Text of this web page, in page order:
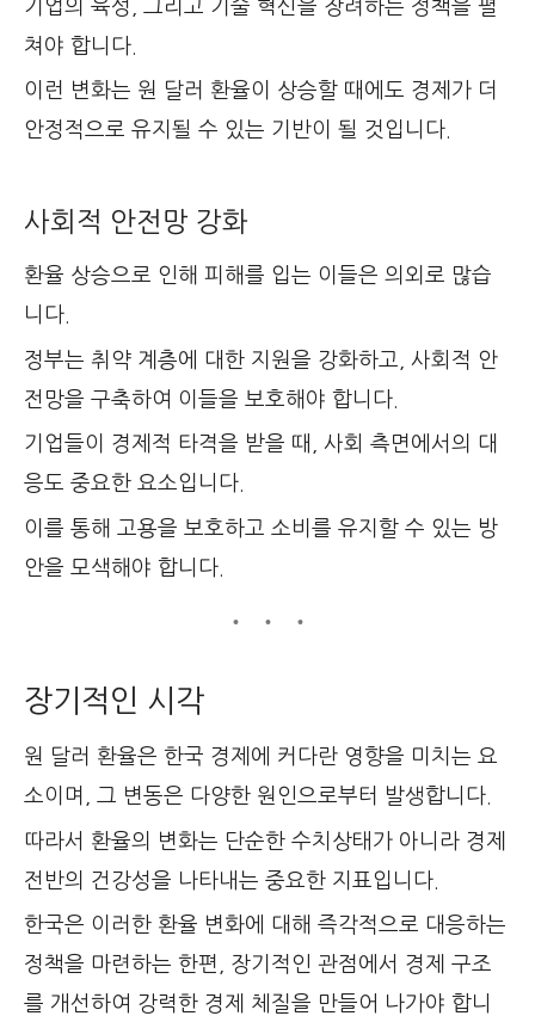
기업의 육성, 그리고 기술 혁신을 장려하는 정책을 펼
쳐야 합니다.
이런 변화는 원 달러 환율이 상승할 때에도 경제가 더
안정적으로 유지될 수 있는 기반이 될 것입니다.
사회적 안전망 강화
환율 상승으로 인해 피해를 입는 이들은 의외로 많습
니다.
정부는 취약 계층에 대한 지원을 강화하고, 사회적 안
전망을 구축하여 이들을 보호해야 합니다.
기업들이 경제적 타격을 받을 때, 사회 측면에서의 대
응도 중요한 요소입니다.
이를 통해 고용을 보호하고 소비를 유지할 수 있는 방
안을 모색해야 합니다.
장기적인 시각
원 달러 환율은 한국 경제에 커다란 영향을 미치는 요
소이며, 그 변동은 다양한 원인으로부터 발생합니다.
따라서 환율의 변화는 단순한 수치상태가 아니라 경제
전반의 건강성을 나타내는 중요한 지표입니다.
한국은 이러한 환율 변화에 대해 즉각적으로 대응하는
정책을 마련하는 한편, 장기적인 관점에서 경제 구조
를 개선하여 강력한 경제 체질을 만들어 나가야 합니